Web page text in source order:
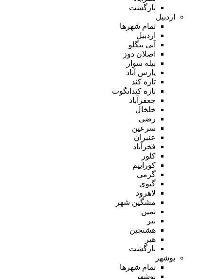
بازگشت
اردبیل
تمام شهر‌ها
اردبیل
آبی بیگلو
اصلان دوز
بیله سوار
پارس آباد
تازه کند
تازه کندانگوت
جعفرآباد
خلخال
رضی
سرعین
عنبران
فخرآباد
کلور
کوراییم
گرمی
گیوی
لاهرود
مشگین شهر
نمین
نیر
هشتجین
هیر
بازگشت
بوشهر
تمام شهر‌ها
بوشهر